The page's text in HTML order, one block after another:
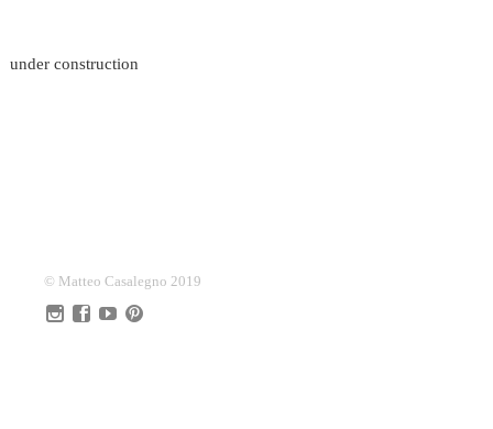
under construction
© Matteo Casalegno 2019